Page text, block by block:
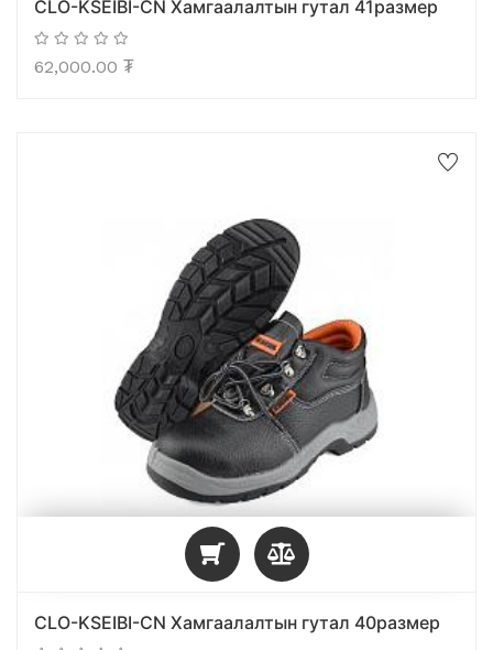
CLO-KSEIBI-CN Хамгаалалтын гутал 41размер
62,000.00 ₮
CLO-KSEIBI-CN Хамгаалалтын гутал 40размер